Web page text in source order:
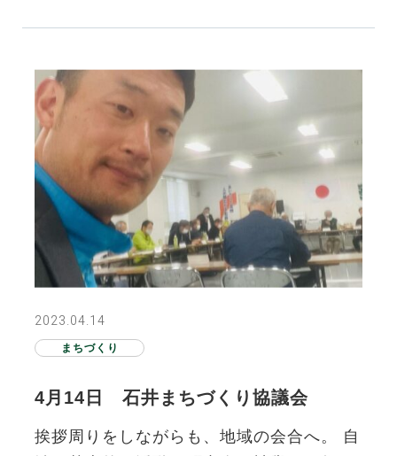
えていただいたことに感謝申し…
2023.04.14
まちづくり
4月14日 石井まちづくり協議会
挨拶周りをしながらも、地域の会合へ。 自